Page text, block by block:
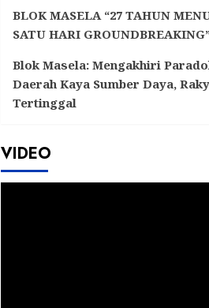
BLOK MASELA “27 TAHUN
SATU HARI
Blok Masela: Mengakhiri
Daerah Kaya Sumber Daya,
Tertinggal
VIDEO